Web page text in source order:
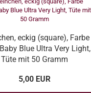
eckig (square), Farbe
Blue Ultra Very Light,
Tüte mit 50 Gramm
5,00 EUR